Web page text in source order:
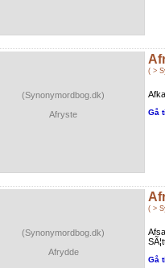
(Synonymordbog.dk)
Afryste
( >
Gå
(Synonymordbog.dk)
Afrydde
( >
Gå